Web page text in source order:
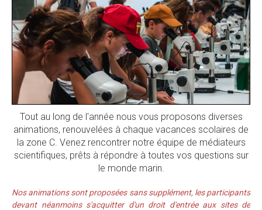
Observatoire Océanologique
Pédagogie
Animations Scolaires
Cycle 1
Cycles 2 et 3
Cycle 4 et Lycées
Animations "Grand Public"
Expositions
Les navires
Tout au long de l'année nous vous proposons diverses
animations, renouvelées à chaque vacances scolaires de
la zone C. Venez rencontrer notre équipe de médiateurs
scientifiques, prêts à répondre à toutes vos questions sur
le monde marin.
Nos animations sont proposées sans supplément, les participants
devant néanmoins s'acquitter d'un droit d'entrée aux sites de